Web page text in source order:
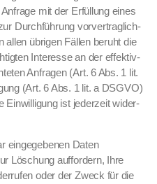
mit der Erfül­lung eines
Durch­führung vorver­traglich­
übri­gen Fällen beruht die
Inter­esse an der effek­tiv­
Anfra­gen (Art. 6 Abs. 1 lit.
(Art. 6 Abs. 1 lit. a DSGVO)
Ein­willi­gung ist jed­erzeit wider­
eingegebe­nen Dat­en
Löschung auf­fordern, Ihre
oder der Zweck für die